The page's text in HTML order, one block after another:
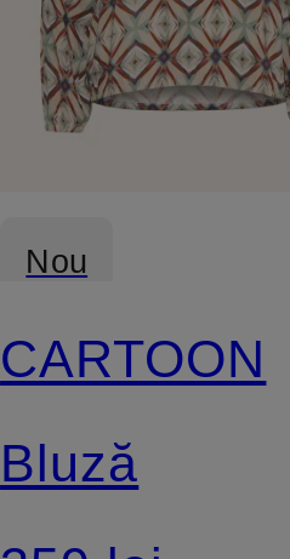
Nou
CARTOON
Bluză